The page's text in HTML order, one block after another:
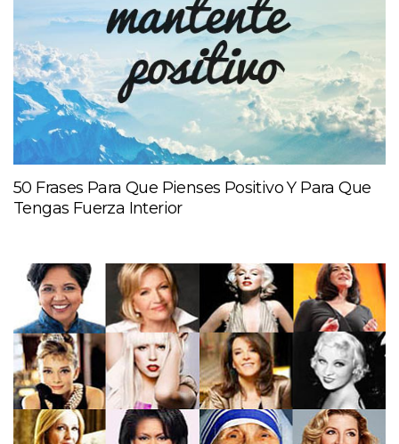
50 Frases Para Que Pienses Positivo Y Para Que
Tengas Fuerza Interior